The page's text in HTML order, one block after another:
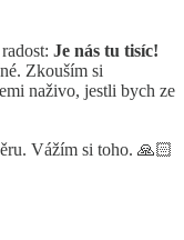
Je nás tu tisíc!
Zkouším si
naživo, jestli bych ze
Vážím si toho. 🙏🏻